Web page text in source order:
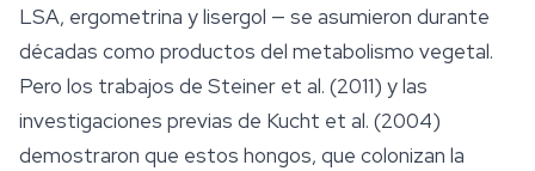
LSA, ergometrina y lisergol — se asumieron durante
décadas como productos del metabolismo vegetal.
Pero los trabajos de Steiner et al. (2011) y las
investigaciones previas de Kucht et al. (2004)
demostraron que estos hongos, que colonizan la